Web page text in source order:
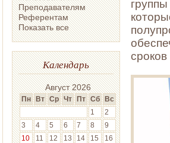
Преподавателям
Референтам
Показать все
Календарь
Август 2026
Пн Вт Ср Чт Пт Сб Вс
1
2
3
4 5 6 7 8
9
10
11 12 13 14 15
16